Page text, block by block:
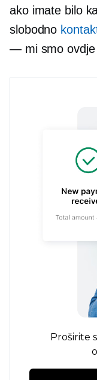
ako imate bilo
slobodno
— mi smo
Proširite